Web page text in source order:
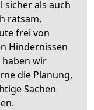
sicher als auch
ratsam,
frei von
Hindernissen
haben wir
die Planung,
Sachen